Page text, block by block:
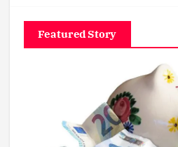
Featured Story